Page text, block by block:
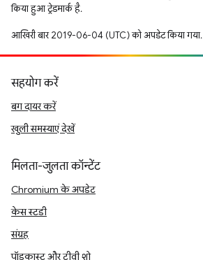
किया हुआ ट्रेडमार्क है.
आखिरी बार 2019-06-04 (UTC) को अपडेट किया गया.
सहयोग करें
बग दायर करें
खुली समस्याएं देखें
मिलता-जुलता कॉन्टेंट
Chromium के अपडेट
केस स्टडी
संग्रह
पॉडकास्ट और टीवी शो